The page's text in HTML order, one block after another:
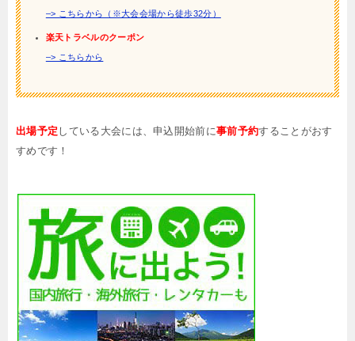
–> こちらから（※大会会場から徒歩32分）
楽天トラベルのクーポン
–> こちらから
出場予定 している大会には、申込開始前に事前予約することがおす
すめです！